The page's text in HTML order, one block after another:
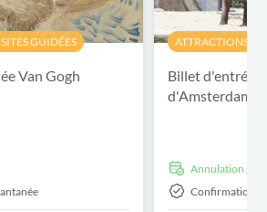
GUIDÉES
Van Gogh
ATTRACTIONS ET
Billet d'entrée
d'Amsterdam
Annulation
Confirmation